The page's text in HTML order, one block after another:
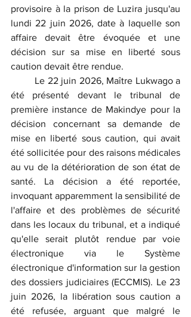
provisoire à la prison de Luzira jusqu'au
lundi 22 juin 2026, date à laquelle son
affaire devait être évoquée et une
décision sur sa mise en liberté sous
caution devait être rendue.
été présenté devant le tribunal de
première instance de Makindye pour la
décision concernant sa demande de
mise en liberté sous caution, qui avait
été sollicitée pour des raisons médicales
au vu de la détérioration de son état de
santé. La décision a été reportée,
invoquant apparemment la sensibilité de
l'affaire et des problèmes de sécurité
dans les locaux du tribunal, et a indiqué
qu'elle serait plutôt rendue par voie
électronique via le Système
électronique d'information sur la gestion
des dossiers judiciaires (ECCMIS). Le 23
juin 2026, la libération sous caution a
été refusée, arguant que malgré le